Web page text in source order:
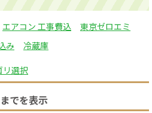
エアコン 工事費込
東京ゼロエミ
み
冷蔵庫
リ選択
でを表示